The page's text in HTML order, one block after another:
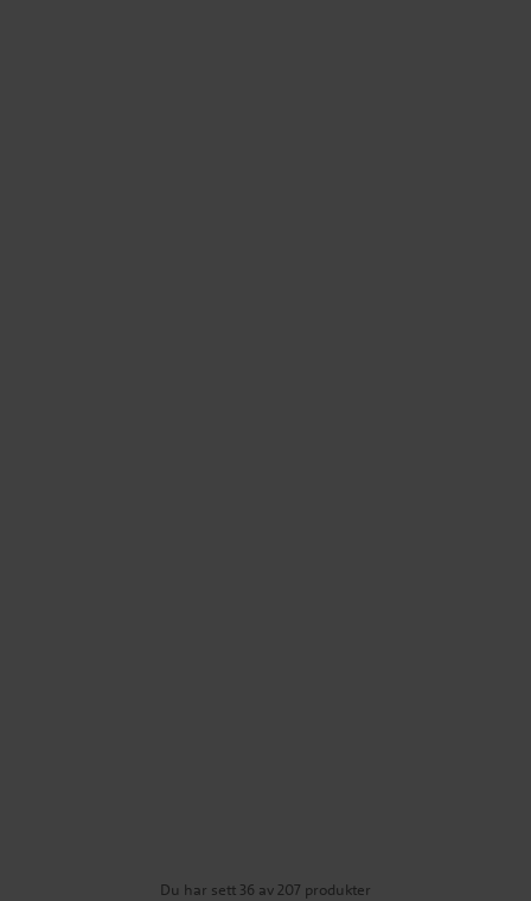
Du har sett 36 av 207 produkter